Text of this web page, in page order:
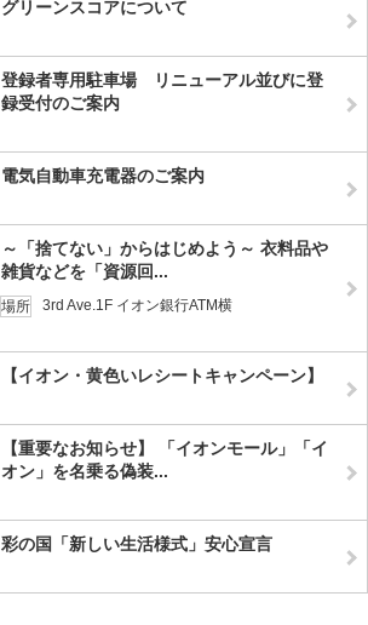
グリーンスコアについて
登録者専用駐車場 リニューアル並びに登
録受付のご案内
電気自動車充電器のご案内
～「捨てない」からはじめよう～ 衣料品や
雑貨などを「資源回...
場所 3rd Ave.1F イオン銀行ATM横
【イオン・黄色いレシートキャンペーン】
【重要なお知らせ】 「イオンモール」「イ
オン」を名乗る偽装...
彩の国「新しい生活様式」安心宣言